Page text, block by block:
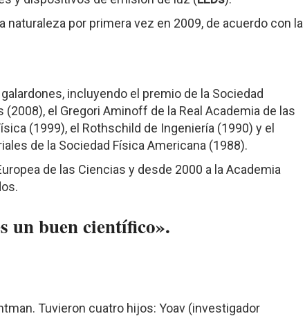
por primera vez en 2009, de acuerdo con la
incluyendo el premio de la Sociedad
el Gregori Aminoff de la Real Academia de las
(1999), el Rothschild de Ingeniería (1990) y el
de la Sociedad Física Americana (1988).
de las Ciencias y desde 2000 a la Academia
un buen científico».
Tuvieron cuatro hijos: Yoav (investigador